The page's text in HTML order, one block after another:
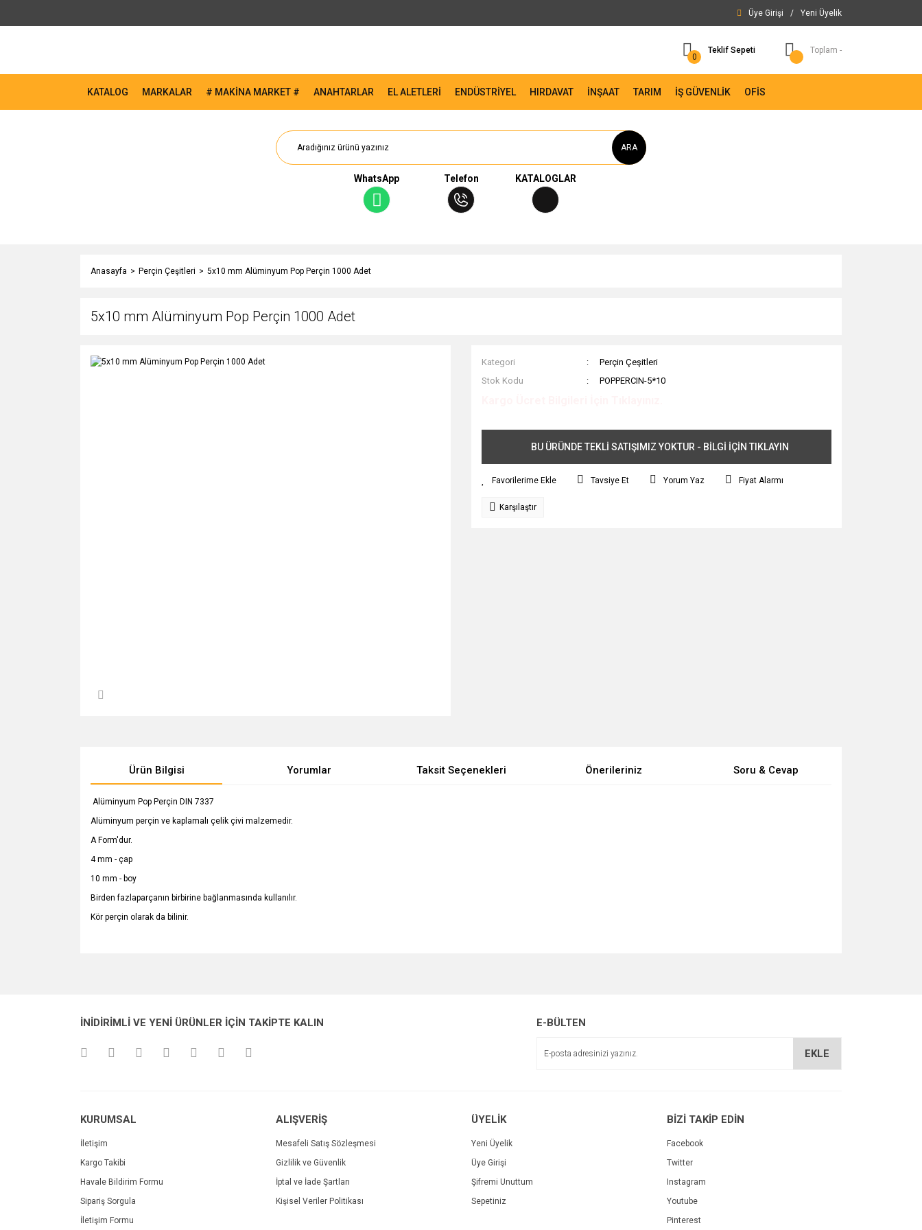
Üye Girişi / Yeni Üyelik
0
Teklif Sepeti Toplam -
KATALOG MARKALAR # MAKİNA MARKET # ANAHTARLAR EL ALETLERİ ENDÜSTRİYEL HIRDAVAT İNŞAAT TARIM İŞ GÜVENLİK OFİS
ARA
WhatsApp Telefon KATALOGLAR
Anasayfa Perçin Çeşitleri 5x10 mm Alüminyum Pop Perçin 1000 Adet
5x10 mm Alüminyum Pop Perçin 1000 Adet
Kategori
Perçin Çeşitleri
Stok Kodu
POPPERCIN-5*10
BU ÜRÜNDE TEKLİ SATIŞIMIZ YOKTUR - BİLGİ İÇİN TIKLAYIN
Tavsiye Et Yorum Yaz Fiyat Alarmı
Karşılaştır
Ürün Bilgisi Yorumlar Taksit Seçenekleri Önerileriniz Soru & Cevap
Alüminyum Pop Perçin DIN 7337
Alüminyum perçin ve kaplamalı çelik çivi malzemedir.
A Form'dur.
4 mm - çap
10 mm - boy
Birden fazlaparçanın birbirine bağlanmasında kullanılır.
Kör perçin olarak da bilinir.
Ürün açıklamasında eksik bilgiler bulunuyor.
İNİDİRİMLİ VE YENİ ÜRÜNLER İÇİN TAKİPTE KALIN E-BÜLTEN
EKLE
KURUMSAL
İletişim
Kargo Takibi
Havale Bildirim Formu
Sipariş Sorgula
İletişim Formu
ALIŞVERİŞ
Mesafeli Satış Sözleşmesi
Gizlilik ve Güvenlik
İptal ve İade Şartları
Kişisel Veriler Politikası
ÜYELİK
Yeni Üyelik
Üye Girişi
Şifremi Unuttum
Sepetiniz
BİZİ TAKİP EDİN
Facebook
Twitter
Instagram
Youtube
Pinterest